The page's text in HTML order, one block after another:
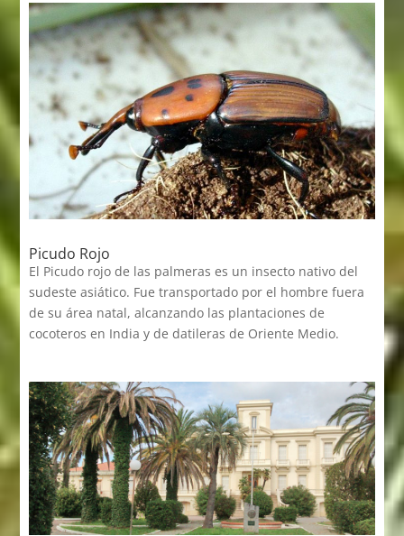
Picudo Rojo
El Picudo rojo de las palmeras es un insecto nativo del
sudeste asiático. Fue transportado por el hombre fuera
de su área natal, alcanzando las plantaciones de
cocoteros en India y de datileras de Oriente Medio.